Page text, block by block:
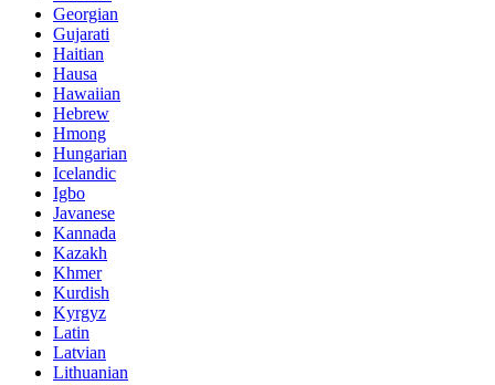
Georgian
Gujarati
Haitian
Hausa
Hawaiian
Hebrew
Hmong
Hungarian
Icelandic
Igbo
Javanese
Kannada
Kazakh
Khmer
Kurdish
Kyrgyz
Latin
Latvian
Lithuanian